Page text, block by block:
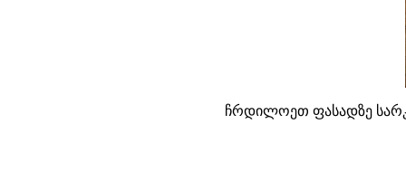
ჩრდილოეთ ფასადზე